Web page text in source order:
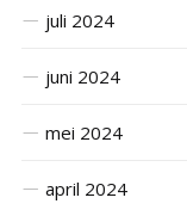
juli 2024
juni 2024
mei 2024
april 2024